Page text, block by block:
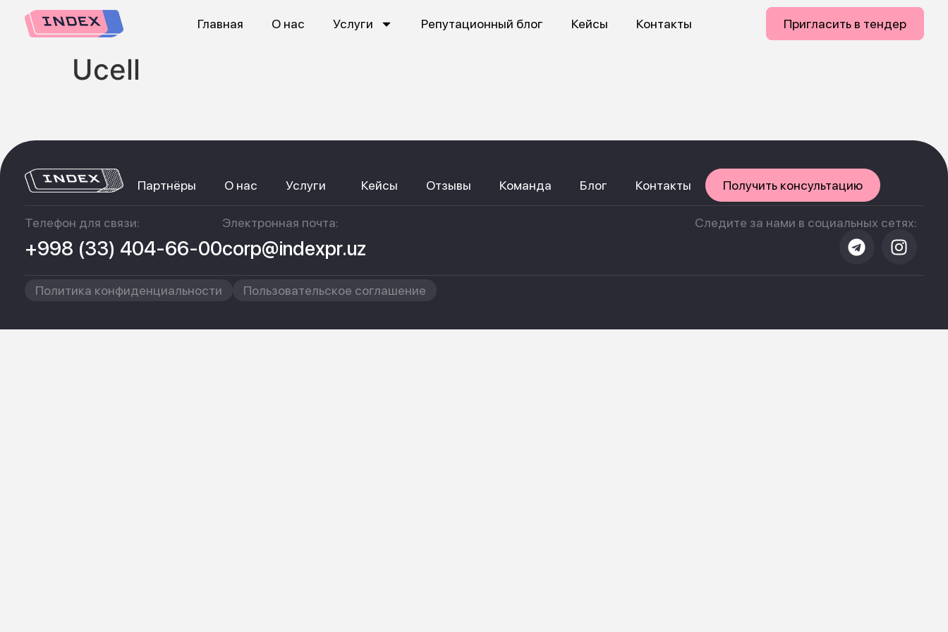
Главная О нас Услуги Репутационный блог Кейсы Контакты Пригласить в тендер
Ucell
Партнёры О нас Услуги Кейсы Отзывы Команда Блог Контакты Получить консультацию
Телефон для связи:
+998 (33) 404-66-00
Электронная почта:
corp@indexpr.uz
Следите за нами в социальных сетях:
Политика конфиденциальности Пользовательское соглашение